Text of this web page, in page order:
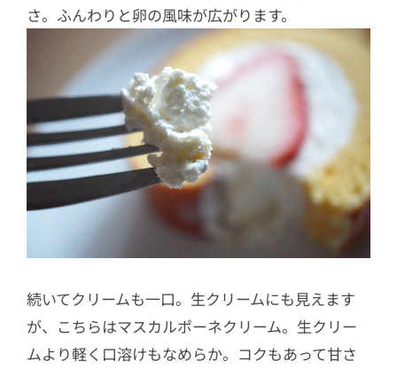
さ。ふんわりと卵の風味が広がります。
続いてクリームも一口。生クリームにも見えます
が、こちらはマスカルポーネクリーム。生クリー
ムより軽く口溶けもなめらか。コクもあって甘さ